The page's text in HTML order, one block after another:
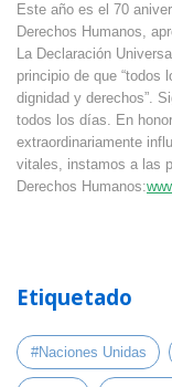
Este año es el 70
Derechos Humanos,
La Declaración
principio de que “todos
dignidad y derechos”.
todos los días. En
extraordinariamente
vitales, instamos a las
Derechos Humanos:
Etiquetado
#Naciones Unidas